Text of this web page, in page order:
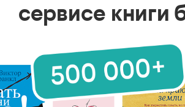
сервисе книги